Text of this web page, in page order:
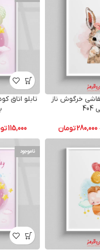
خرگوش ناز
280,000تومان
تابلو اتاق
115,000
ناموجود